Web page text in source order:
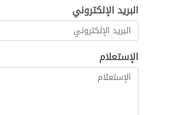
البريد الإلكتروني
الإستعلام